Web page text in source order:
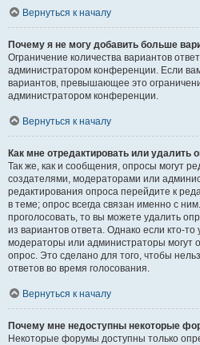
Вернуться к началу
Почему я не могу добавить больше
Ограничение количества вариантов
администратором конференции. Если
вариантов, превышающее это
администратором конференции.
Вернуться к началу
Как мне отредактировать или удалить
Так же, как и сообщения, опросы могут
создателями, модераторами или
редактирования опроса перейдите к
в теме; опрос всегда связан именно с
проголосовать, то вы можете удалить
из вариантов ответа. Однако если кто-то
модераторы или администраторы могут
опрос. Это сделано для того, чтобы
ответов во время голосования.
Вернуться к началу
Почему мне недоступны некоторые
Некоторые форумы доступны только